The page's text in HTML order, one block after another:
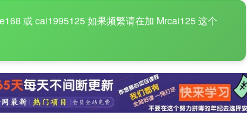
或 cai1995125 如果频繁请在加 Mrcai125 这个